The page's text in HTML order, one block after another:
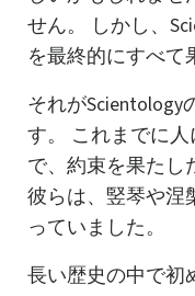
せん。 しかし、
を最終的にすべて
それが
す。 これまでに
で、約束を果たし
彼らは、竪琴や涅
っていました。
長い歴史の中で初